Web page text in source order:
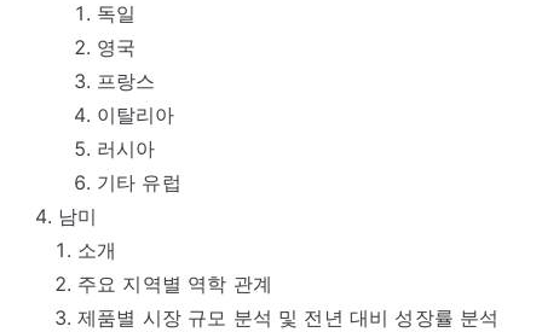
독일
영국
프랑스
이탈리아
러시아
기타 유럽
남미
소개
주요 지역별 역학 관계
제품별 시장 규모 분석 및 전년 대비 성장률 분석